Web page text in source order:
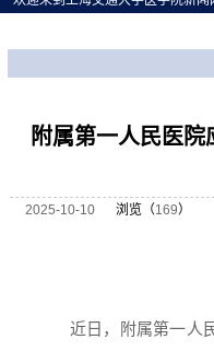
附属第一人民医
2025-10-10 浏览（169）
近日，附属第一人